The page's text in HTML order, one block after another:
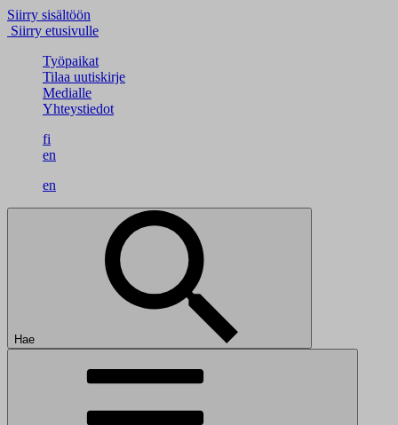
Siirry sisältöön
Siirry etusivulle
Työpaikat
Tilaa uutiskirje
Medialle
Yhteystiedot
fi
en
en
Hae